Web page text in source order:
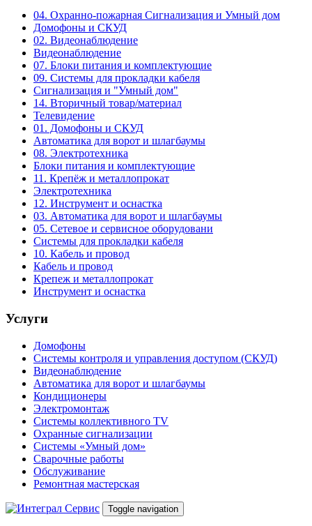
04. Охранно-пожарная Сигнализация и Умный дом
Домофоны и СКУД
02. Видеонаблюдение
Видеонаблюдение
07. Блоки питания и комплектующие
09. Системы для прокладки кабеля
Сигнализация и "Умный дом"
14. Вторичный товар/материал
Телевидение
01. Домофоны и СКУД
Автоматика для ворот и шлагбаумы
08. Электротехника
Блоки питания и комплектующие
11. Крепёж и металлопрокат
Электротехника
12. Инструмент и оснастка
03. Автоматика для ворот и шлагбаумы
05. Сетевое и сервисное оборудовани
Системы для прокладки кабеля
10. Кабель и провод
Кабель и провод
Крепеж и металлопрокат
Инструмент и оснастка
Услуги
Домофоны
Системы контроля и управления доступом (СКУД)
Видеонаблюдение
Автоматика для ворот и шлагбаумы
Кондиционеры
Электромонтаж
Системы коллективного TV
Охранные сигнализации
Системы «Умный дом»
Сварочные работы
Обслуживание
Ремонтная мастерская
Toggle navigation